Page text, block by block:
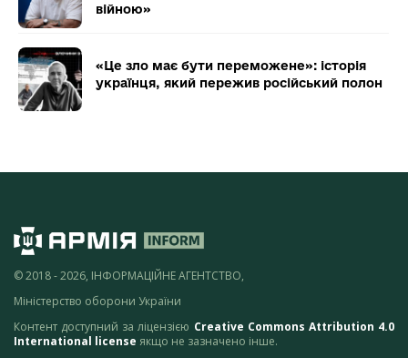
війною»
«Це зло має бути переможене»: історія
українця, який пережив російський полон
© 2018 - 2026, ІНФОРМАЦІЙНЕ АГЕНТСТВО,
Міністерство оборони України
Контент доступний за ліцензією Creative Commons Attribution 4.0
International license якщо не зазначено інше.